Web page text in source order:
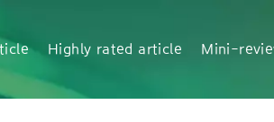
Highly rated article Mini-